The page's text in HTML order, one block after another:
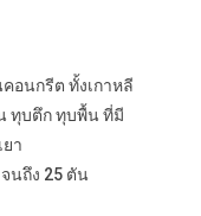
อนกรีต ทั้งเกาหลี
ทุบตึก ทุบพื้น ที่มี
า
นถึง 25 ตัน